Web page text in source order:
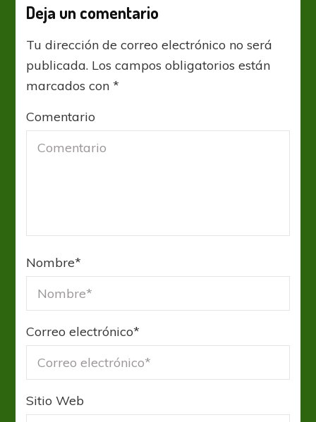
Deja un comentario
Tu dirección de correo electrónico no será
publicada. Los campos obligatorios están
marcados con*
Comentario
Nombre*
Correo electrónico*
Sitio Web